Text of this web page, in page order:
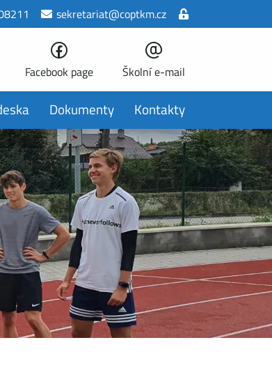
sekretariat@coptkm.cz
Facebook page Školní e-mail
Dokumenty Kontakty